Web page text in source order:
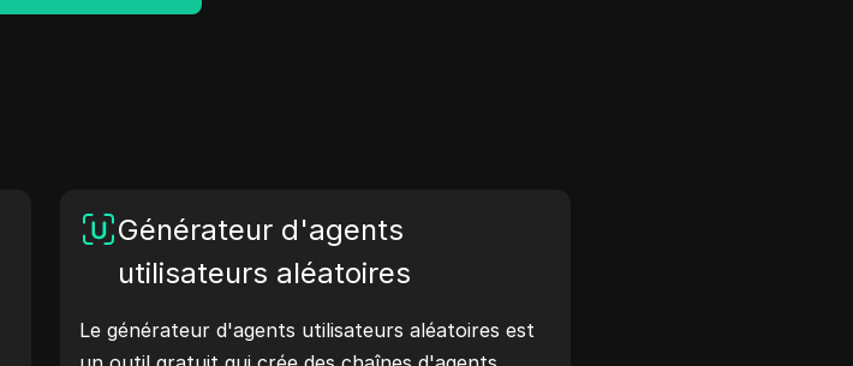
Générateur d'agents
utilisateurs aléatoires
Le générateur d'agents utilisateurs aléatoires est